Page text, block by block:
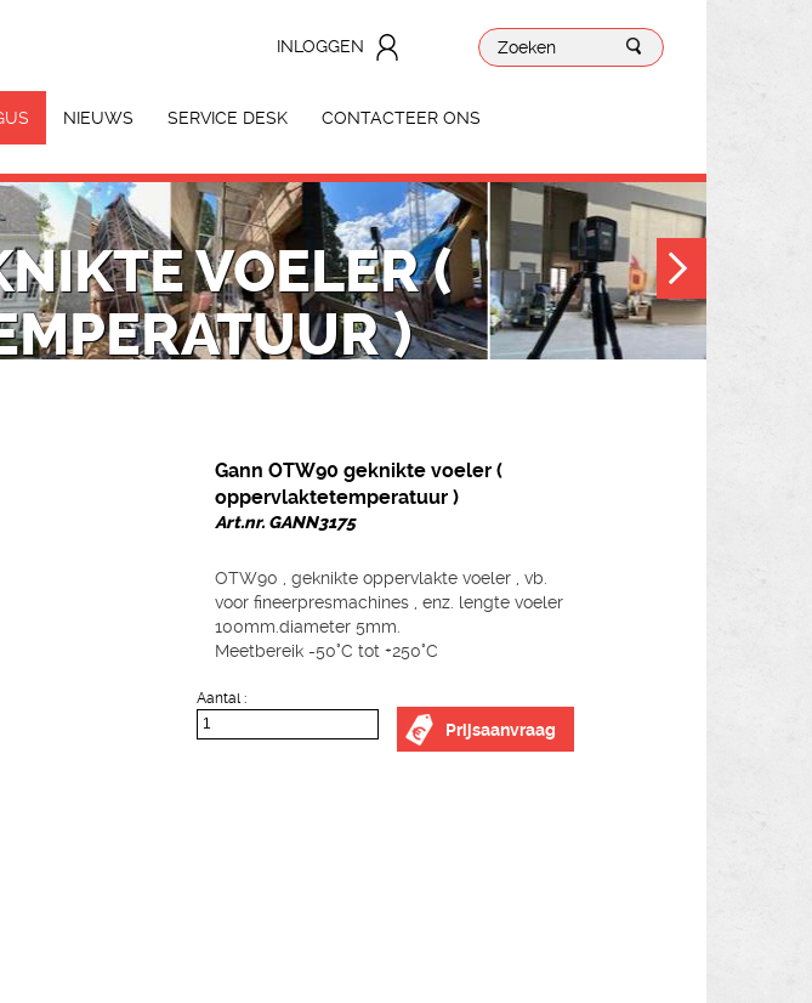
INLOGGEN
NIEUWS SERVICE DESK CONTACTEER ONS
VOELER (
)
Gann OTW90 geknikte voeler (
oppervlaktetemperatuur )
Art.nr. GANN3175
OTW90 , geknikte oppervlakte voeler , vb.
voor fineerpresmachines , enz. lengte voeler
100mm.diameter 5mm.
Meetbereik -50°C tot +250°C
Aantal :
Prijsaanvraag